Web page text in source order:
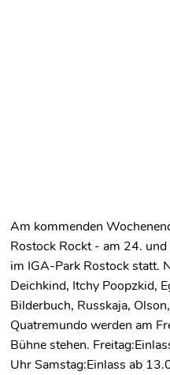
Am kommenden
Rostock Rockt - am 24.
im IGA-Park Rostock statt.
Deichkind, Itchy Poopzkid,
Bilderbuch, Russkaja,
Quatremundo werden am
Bühne stehen.
Uhr Samstag:Einlass ab